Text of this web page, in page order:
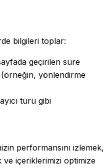
bilgileri toplar:
geçirilen süre
yönlendirme
türü gibi
performansını izlemek,
ve içeriklerimizi optimize